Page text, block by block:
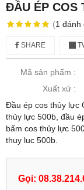
ĐẦU ÉP COS
(1 đánh
SHARE
Mã sản phẩm :
Xuất xứ :
Đầu ép cos thủy lực
thủy lực 500b, đầu
bấm cos thủy lực
thuy luc 500b.
Gọi: